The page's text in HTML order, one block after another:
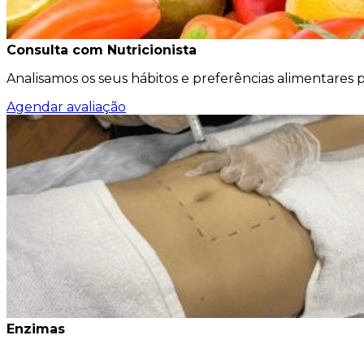
Consulta com Nutricionista
Analisamos os seus hábitos e preferências
Agendar avaliação
Enzimas